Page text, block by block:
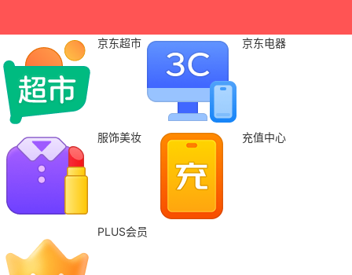
京东超市 京东电器
服饰美妆 充值中心
PLUS会员